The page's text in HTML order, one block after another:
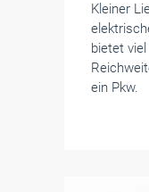
Kleiner
bietet
ein Pkw.